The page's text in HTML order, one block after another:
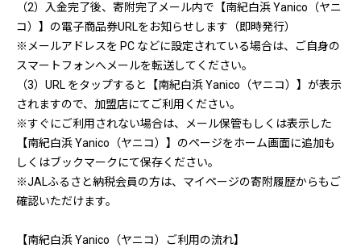
（2）入金完了後、寄附完了メール内で【南紀白浜 Yanico（ヤニ
コ）】の電子商品券URLをお知らせします（即時発行）
※メールアドレスを PC などに設定されている場合は、ご自身の
スマートフォンへメールを転送してください。
（3）URL をタップすると【南紀白浜 Yanico（ヤニコ）】が表示
されますので、加盟店にてご利用ください。
※すぐにご利用されない場合は、メール保管もしくは表示した
【南紀白浜 Yanico（ヤニコ）】のページをホーム画面に追加も
しくはブックマークにて保存ください。
※JALふるさと納税会員の方は、マイページの寄附履歴からもご
確認いただけます。
【南紀白浜 Yanico（ヤニコ）ご利用の流れ】